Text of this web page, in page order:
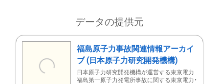
データの提供元
福島原子力事故関連情報アーカイ
ブ (日本原子力研究開発機構)
日本原子力研究開発機構が運営する東京電力
福島第一原子力発電所事故に関する東京電力・